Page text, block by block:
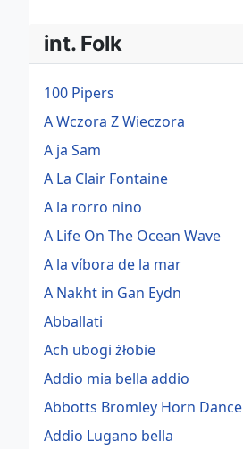
int. Folk
100 Pipers
A Wczora Z Wieczora
A ja Sam
A La Clair Fontaine
A la rorro nino
A Life On The Ocean Wave
A la víbora de la mar
A Nakht in Gan Eydn
Abballati
Ach ubogi żłobie
Addio mia bella addio
Abbotts Bromley Horn Dance
Addio Lugano bella